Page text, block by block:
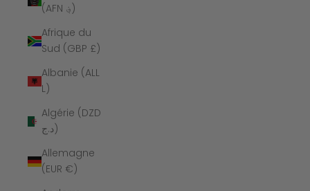
(AFN ؋)
Afrique du
Sud (GBP £)
Albanie (ALL
L)
Algérie (DZD
د.ج)
Allemagne
(EUR €)